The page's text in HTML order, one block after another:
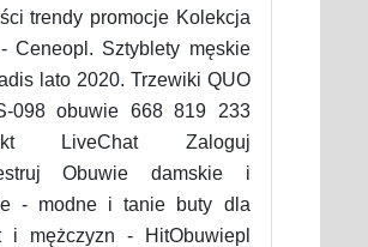
trendy promocje Kolekcja
Ceneopl. Sztyblety męskie
lato 2020. Trzewiki QUO
098 obuwie 668 819 233
LiveChat Zaloguj
Obuwie damskie i
- modne i tanie buty dla
i mężczyzn - HitObuwiepl